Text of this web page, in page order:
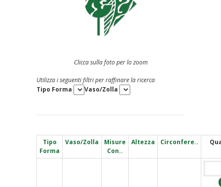
Clicca sulla foto per lo zoom
Utilizza i seguenti filtri per raffinare la ricerca
Tipo Forma
Vaso/Zolla
Tipo
Forma
Vaso/Zolla
Misure
Con..
Altezza Circonfere..